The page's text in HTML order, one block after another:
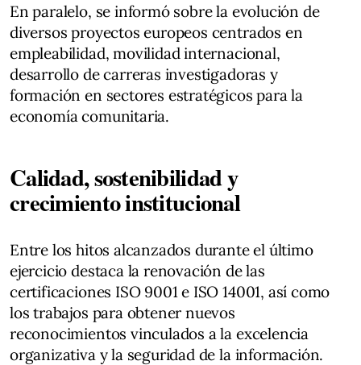
En paralelo, se informó sobre la evolución de
diversos proyectos europeos centrados en
empleabilidad, movilidad internacional,
desarrollo de carreras investigadoras y
formación en sectores estratégicos para la
economía comunitaria.
Calidad, sostenibilidad y
crecimiento institucional
Entre los hitos alcanzados durante el último
ejercicio destaca la renovación de las
certificaciones ISO 9001 e ISO 14001, así como
los trabajos para obtener nuevos
reconocimientos vinculados a la excelencia
organizativa y la seguridad de la información.